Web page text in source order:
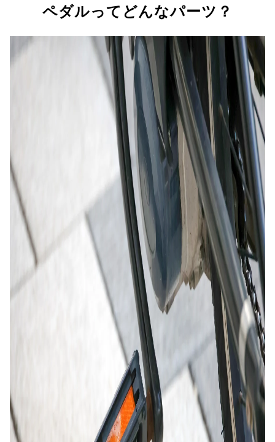
ペダルってどんなパーツ？